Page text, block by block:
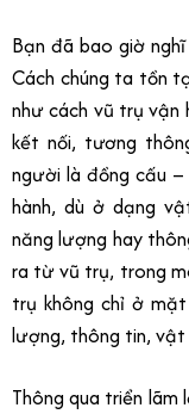
Bạn đã bao giờ
Cách chúng ta tồn
như cách vũ trụ vận
kết nối, tương
người là đồng cấu
hành, dù ở dạng
năng lượng hay
ra từ vũ trụ, trong
trụ không chỉ ở
lượng, thông tin, vật
Thông qua triển lãm